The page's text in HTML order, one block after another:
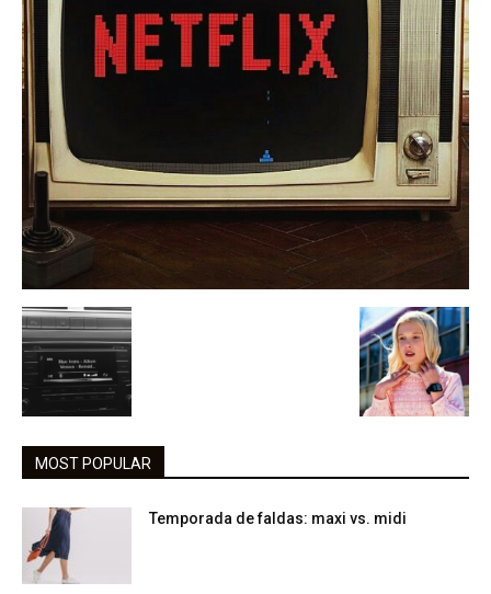
MOST POPULAR
Temporada de faldas: maxi vs. midi